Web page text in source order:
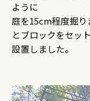
ように
庭を15cm程度掘
とブロックをセッ
設置しました。